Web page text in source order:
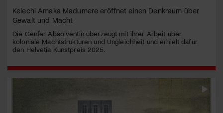
Kelechi Amaka Madumere eröffnet einen Denkraum über
Gewalt und Macht
Die Genfer Absolventin überzeugt mit ihrer Arbeit über
koloniale Machtstrukturen und Ungleichheit und erhielt dafür
den Helvetia Kunstpreis 2025.